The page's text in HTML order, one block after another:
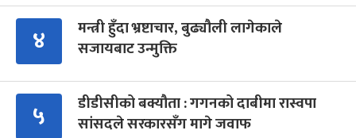
४
मन्त्री हुँदा भ्रष्टाचार, बुढ्यौली लागेकाले
सजायबाट उन्मुक्ति
५
डीडीसीको बक्यौता : गगनको दाबीमा रास्वपा
सांसदले सरकारसँग मागे जवाफ